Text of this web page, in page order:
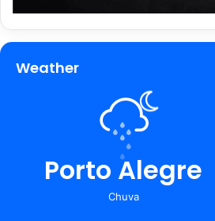
Weather
Porto Alegre
Chuva